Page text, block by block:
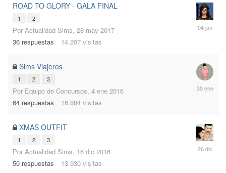
ROAD TO GLORY - GALA FINAL
1 2
Por Actualidad Sims, 28 may 2017
36 respuestas 14.207 visitas
4
jun
Sims Viajeros
1 2 3
Por Equipo de Concursos, 4 ene 2016
64 respuestas 16.884 visitas
30
ene
XMAS OUTFIT
1 2 3
Por Actualidad Sims, 16 dic 2016
50 respuestas 13.930 visitas
26
dic